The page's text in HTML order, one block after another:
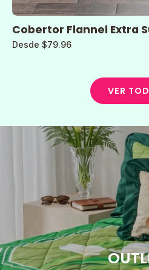
Cobertor Flannel Extra
Desde $79.96
VER